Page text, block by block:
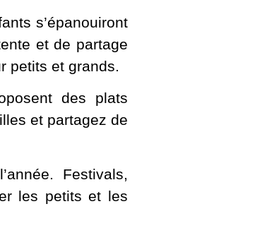
s’épanouiront
et de partage
petits et grands.
des plats
et partagez de
Festivals,
les petits et les